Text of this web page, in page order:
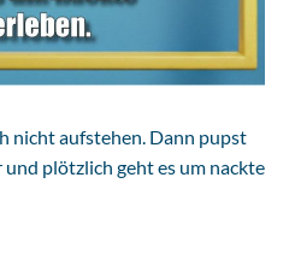
nicht aufstehen. Dann pupst
plötzlich geht es um nackte